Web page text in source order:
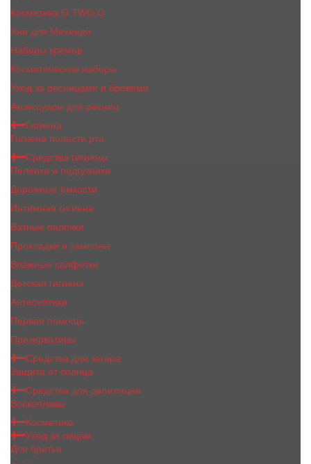
Косметика O.TWO.O
Хна для Мехенди
Наборы кремов
Косметические наборы
Уход за ресницами и бровями
Аксессуары для ресниц
Гигиена
Гигиена полости рта
Средства гигиены
Пелёнки и подгузники
Дорожные ёмкости
Интимная гигиена
Ватные палочки
Прокладки и тампоны
Влажные салфетки
Детская гигиена
Антисептики
Первая помощь
Презервативы
Средства для загара
Защита от солнца
Средства для депиляции
Воскоплавы
Косметика
Уход за лицом
Для бритья